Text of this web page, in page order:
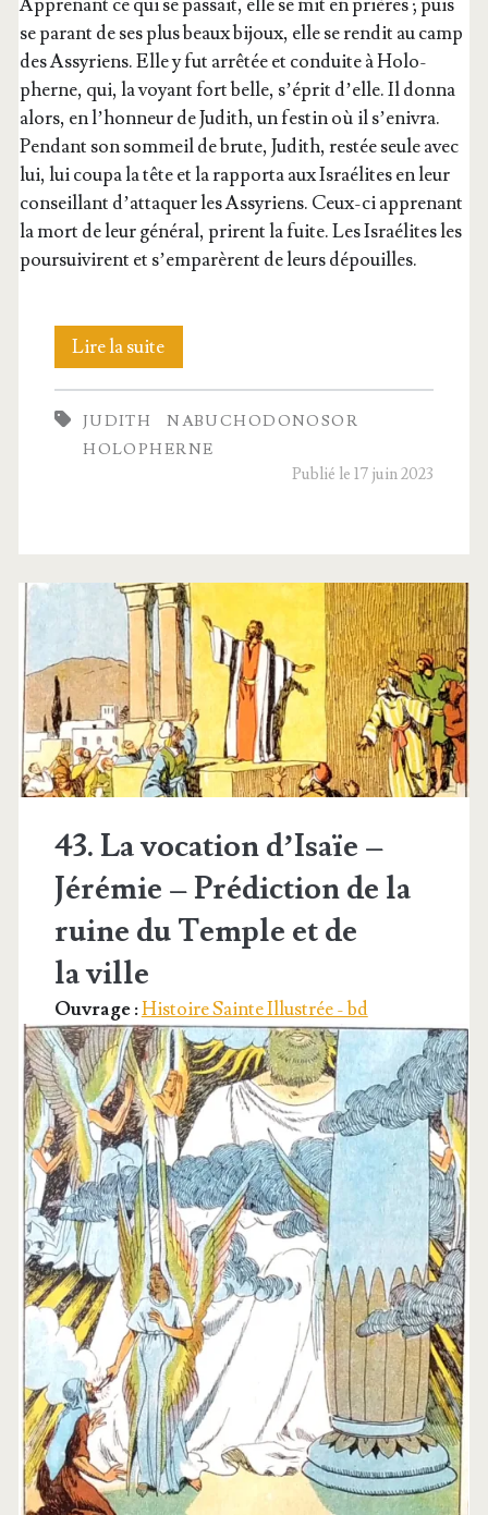
Appre­nant ce qui se pas­sait, elle se mit en prières ; puis
se parant de ses plus beaux bijoux, elle se ren­dit au camp
des Assy­riens. Elle y fut arrê­tée et conduite à Holo­
pherne, qui, la voyant fort belle, s’é­prit d’elle. Il don­na
alors, en l’hon­neur de Judith, un fes­tin où il s’en­ivra.
Pen­dant son som­meil de brute, Judith, res­tée seule avec
lui, lui cou­pa la tête et la rap­por­ta aux Israé­lites en leur
conseillant d’at­ta­quer les Assy­riens. Ceux-ci appre­nant
la mort de leur géné­ral, prirent la fuite. Les Israé­lites les
pour­sui­virent et s’emparèrent de leurs dépouilles.
Lire la suite44.
Judith
et
JUDITH
NABUCHODONOSOR
HOLOPHERNE
Publié le 17 juin 2023
43. La vocation d’Isaïe –
Jérémie – Prédiction de la
ruine du Temple et de
la ville
Ouvrage :Histoire Sainte Illustrée - bd